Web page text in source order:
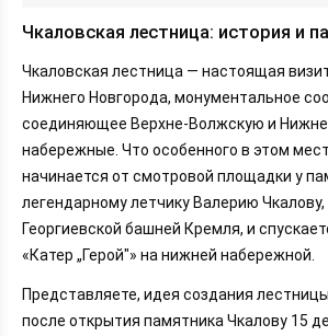
Чкаловская лестница: история и
Чкаловская лестница — настоящая
Нижнего Новгорода, монументальное
соединяющее Верхне-Волжскую и
набережные. Что особенного в этом
начинается от смотровой площадки у
легендарному летчику Валерию
Георгиевской башней Кремля, и
«Катер „Герой"» на нижней набережной.
Представляете, идея создания
после открытия памятника Чкалову 15